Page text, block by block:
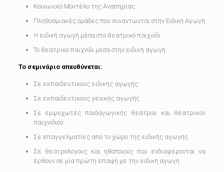
Κοινωνικό Μοντέλο της Αναπηρίας
Πληθυσμιακές ομάδες που συναντώνται στην Ειδική Αγωγή
Η ειδική αγωγή μέσα στο θεατρικό παιχνίδι
Το θεατρικό παιχνίδι μέσα στην ειδική αγωγή
Το σεμινάριο απευθύνεται:
Σε εκπαιδευτικούς ειδικής αγωγής
Σε εκπαιδευτικούς γενικής αγωγής
Σε εμψυχωτές παιδαγωγικής θεάτρου και θεατρικού
παιχνιδιού
Σε επαγγελματίες από το χώρο της ειδικής αγωγής
Σε θεατρολόγους και ηθοποιούς που ενδιαφέρονται να
έρθουν σε μία πρώτη επαφή με την ειδική αγωγή